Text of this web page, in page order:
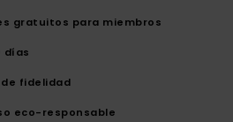
gratuitos para miembros
días
fidelidad
eco-responsable